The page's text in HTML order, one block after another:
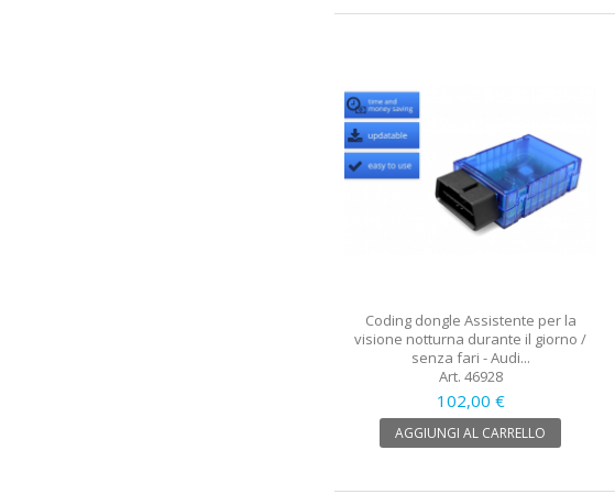
Coding dongle Assistente per la
visione notturna durante il giorno /
senza fari - Audi...
Art. 46928
102,00 €
AGGIUNGI AL CARRELLO